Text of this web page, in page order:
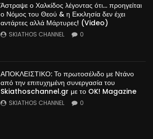
Άστραψε ο Χαλκίδος λέγοντας ότι… προηγείται
ο Νόμος του Θεού & η Εκκλησία δεν έχει
αντάρτες αλλά Μάρτυρες! (Video)
SKIATHOS CHANNEL 0
ΑΠΟΚΛΕΙΣΤΙΚΟ: Το πρωτοσέλιδο με Ντάνο
από την επιτυχημένη συνεργασία του
Skiathoschannel.gr με το OK! Magazine
SKIATHOS CHANNEL 0